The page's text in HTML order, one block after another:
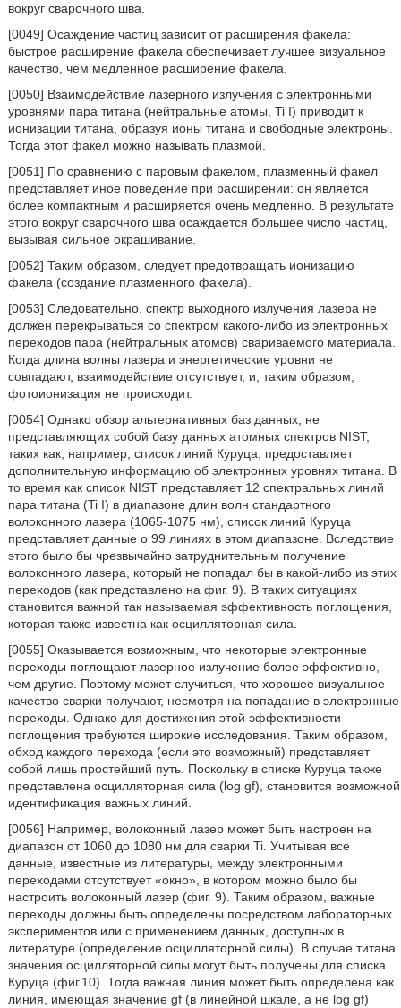
вокруг сварочного шва.
[0049] Осаждение частиц зависит от расширения факела:
быстрое расширение факела обеспечивает лучшее визуальное
качество, чем медленное расширение факела.
[0050] Взаимодействие лазерного излучения с электронными
уровнями пара титана (нейтральные атомы, Ti I) приводит к
ионизации титана, образуя ионы титана и свободные электроны.
Тогда этот факел можно называть плазмой.
[0051] По сравнению с паровым факелом, плазменный факел
представляет иное поведение при расширении: он является
более компактным и расширяется очень медленно. В результате
этого вокруг сварочного шва осаждается большее число частиц,
вызывая сильное окрашивание.
[0052] Таким образом, следует предотвращать ионизацию
факела (создание плазменного факела).
[0053] Следовательно, спектр выходного излучения лазера не
должен перекрываться со спектром какого-либо из электронных
переходов пара (нейтральных атомов) свариваемого материала.
Когда длина волны лазера и энергетические уровни не
совпадают, взаимодействие отсутствует, и, таким образом,
фотоионизация не происходит.
[0054] Однако обзор альтернативных баз данных, не
представляющих собой базу данных атомных спектров NIST,
таких как, например, список линий Куруца, предоставляет
дополнительную информацию об электронных уровнях титана. В
то время как список NIST представляет 12 спектральных линий
пара титана (Ti I) в диапазоне длин волн стандартного
волоконного лазера (1065-1075 нм), список линий Куруца
представляет данные о 99 линиях в этом диапазоне. Вследствие
этого было бы чрезвычайно затруднительным получение
волоконного лазера, который не попадал бы в какой-либо из этих
переходов (как представлено на фиг. 9). В таких ситуациях
становится важной так называемая эффективность поглощения,
которая также известна как осцилляторная сила.
[0055] Оказывается возможным, что некоторые электронные
переходы поглощают лазерное излучение более эффективно,
чем другие. Поэтому может случиться, что хорошее визуальное
качество сварки получают, несмотря на попадание в электронные
переходы. Однако для достижения этой эффективности
поглощения требуются широкие исследования. Таким образом,
обход каждого перехода (если это возможный) представляет
собой лишь простейший путь. Поскольку в списке Куруца также
представлена осцилляторная сила (log gf), становится возможной
идентификация важных линий.
[0056] Например, волоконный лазер может быть настроен на
диапазон от 1060 до 1080 нм для сварки Ti. Учитывая все
данные, известные из литературы, между электронными
переходами отсутствует «окно», в котором можно было бы
настроить волоконный лазер (фиг. 9). Таким образом, важные
переходы должны быть определены посредством лабораторных
экспериментов или с применением данных, доступных в
литературе (определение осцилляторной силы). В случае титана
значения осцилляторной силы могут быть получены для списка
Куруца (фиг.10). Тогда важная линия может быть определена как
линия, имеющая значение gf (в линейной шкале, а не log gf)